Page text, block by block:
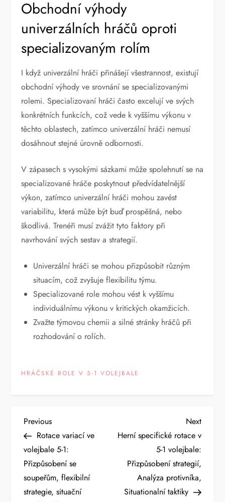
Obchodní výhody
univerzálních hráčů oproti
specializovaným rolím
I když univerzální hráči přinášejí všestrannost, existují
obchodní výhody ve srovnání se specializovanými
rolemi. Specializovaní hráči často excelují ve svých
konkrétních funkcích, což vede k vyššímu výkonu v
těchto oblastech, zatímco univerzální hráči nemusí
dosáhnout stejné úrovně odbornosti.
V zápasech s vysokými sázkami může spolehnutí se na
specializované hráče poskytnout předvídatelnější
výkon, zatímco univerzální hráči mohou zavést
variabilitu, která může být buď prospěšná, nebo
škodlivá. Trenéři musí zvážit tyto faktory při
navrhování svých sestav a strategií.
Univerzální hráči se mohou přizpůsobit různým
situacím, což zvyšuje flexibilitu týmu.
Specializované role mohou vést k vyššímu
individuálnímu výkonu v kritických okamžicích.
Zvažte týmovou chemii a silné stránky hráčů při
rozhodování o rolích.
HRÁČSKÉ ROLE V 5-1 VOLEJBALE
P
o
s
t
Previous
Post
Previous
Rotace variací ve
volejbale 5-1:
Přizpůsobení se
soupeřům, flexibilní
strategie, situační
Next
Post
Next
Herní specifické rotace v
5-1 volejbale:
Přizpůsobení strategií,
Analýza protivníka,
Situationalní taktiky